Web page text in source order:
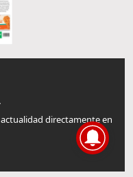
directamente en